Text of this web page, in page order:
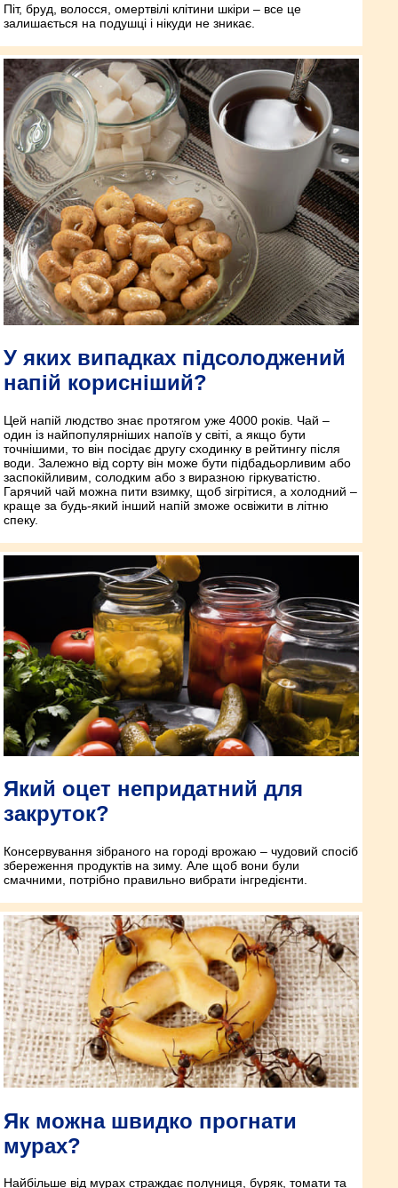
Піт, бруд, волосся, омертвілі клітини шкіри – все це
залишається на подушці і нікуди не зникає.
У яких випадках підсолоджений
напій корисніший?
Цей напій людство знає протягом уже 4000 років. Чай –
один із найпопулярніших напоїв у світі, а якщо бути
точнішими, то він посідає другу сходинку в рейтингу після
води. Залежно від сорту він може бути підбадьорливим або
заспокійливим, солодким або з виразною гіркуватістю.
Гарячий чай можна пити взимку, щоб зігрітися, а холодний –
краще за будь-який інший напій зможе освіжити в літню
спеку.
Який оцет непридатний для
закруток?
Консервування зібраного на городі врожаю – чудовий спосіб
збереження продуктів на зиму. Але щоб вони були
смачними, потрібно правильно вибрати інгредієнти.
Як можна швидко прогнати
мурах?
Найбільше від мурах страждає полуниця, буряк, томати та